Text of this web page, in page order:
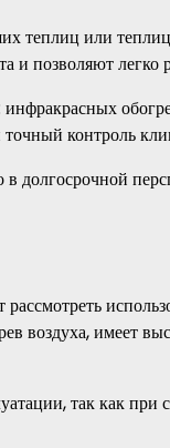
теплиц или
и позволяют легко
контроль
долгосрочной
воздуха, имеет
так как при